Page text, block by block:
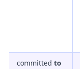
committed to